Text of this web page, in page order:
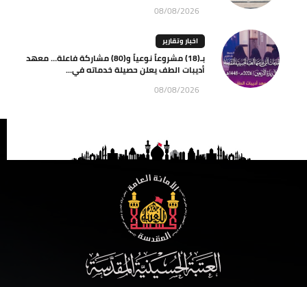
08/08/2026
اخبار وتقارير
بـ(18) مشروعاً نوعياً و(80) مشاركة فاعلة… معهد
أديبات الطف يعلن حصيلة خدماته في...
08/08/2026